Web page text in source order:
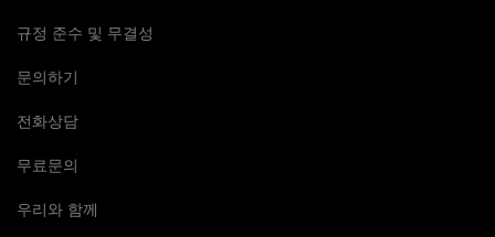
규정 준수 및 무결성
문의하기
전화상담
무료문의
우리와 함께